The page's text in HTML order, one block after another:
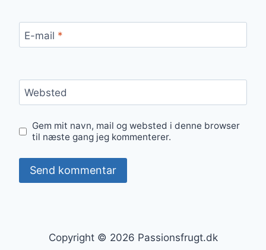
E-mail *
Websted
Gem mit navn, mail og websted i denne browser
til næste gang jeg kommenterer.
Copyright © 2026 Passionsfrugt.dk